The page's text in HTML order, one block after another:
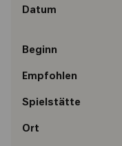
Datum
Beginn
Empfohlen
Spielstätte
Ort